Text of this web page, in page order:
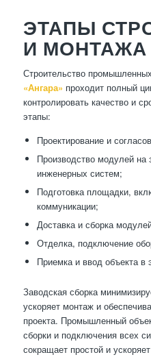
ЭТАПЫ
И МОНТАЖА
Строительство
«Ангара» проходит полный
контролировать качество и
этапы:
Проектирование и
Производство модулей на
инженерных систем;
Подготовка площадки,
коммуникации;
Доставка и сборка
Отделка, подключение
Приемка и ввод объекта в
Заводская сборка
ускоряет монтаж и
проекта. Промышленный
сборки и подключения всех
сокращает простой и